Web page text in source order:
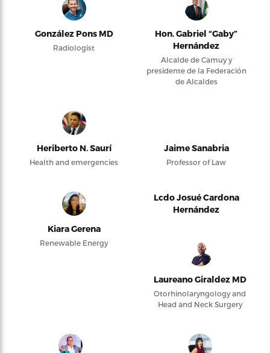
González Pons MD
Radiologist
Hon. Gabriel “Gaby”
Hernández
Alcalde de Camuy y
presidente de la Federación
de Alcaldes
Heriberto N. Saurí
Health and emergencies
Jaime Sanabria
Professor of Law
Kiara Gerena
Renewable Energy
Lcdo Josué Cardona
Hernández
Laureano Giraldez MD
Otorhinolaryngology and
Head and Neck Surgery